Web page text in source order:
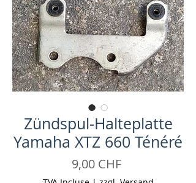
Zündspul-Halteplatte
Yamaha XTZ 660 Ténéré
9,00 CHFPrix